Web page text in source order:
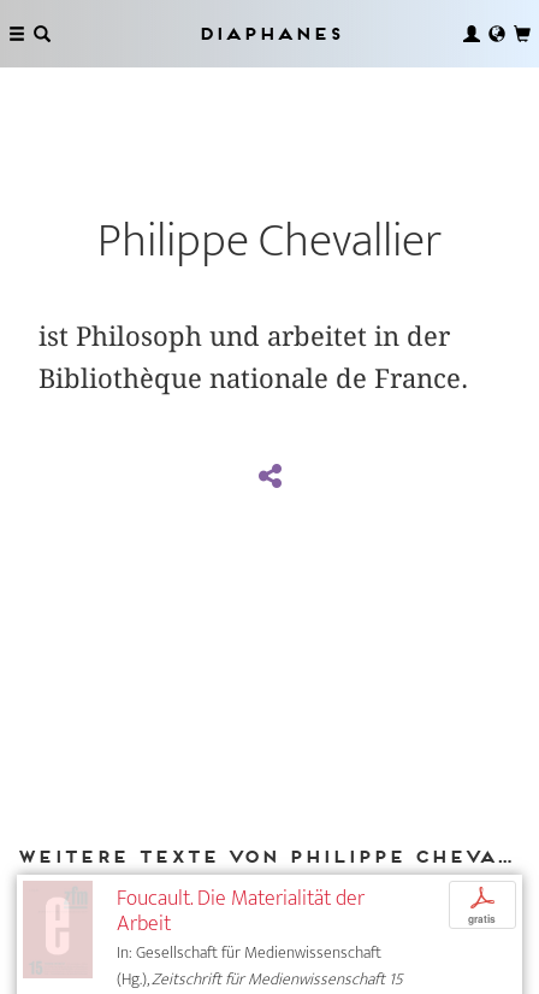
Diaphanes
Philippe Chevallier
ist Philosoph und arbeitet in der
Bibliothèque nationale de France.
Weitere Texte von Philippe Chevallier bei DIAPHANES
Foucault. Die Materialität der
Arbeit
In: Gesellschaft für Medienwissenschaft
(Hg.),Zeitschrift für Medienwissenschaft 15
p
gratis